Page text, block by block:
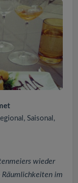
Saisonal,
wieder
Räumlichkeiten im